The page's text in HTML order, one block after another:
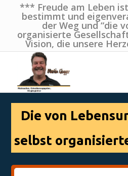
*** Freude am Leben
bestimmt und
der Weg und “die
organisierte
Vision, die unsere
Die von
selbst